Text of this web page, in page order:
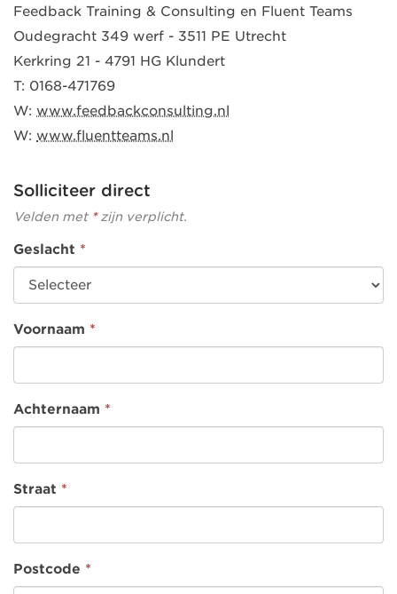
Feedback Training & Consulting en Fluent Teams
Oudegracht 349 werf - 3511 PE Utrecht
Kerkring 21 - 4791 HG Klundert
T: 0168-471769
W: www.feedbackconsulting.nl
W: www.fluentteams.nl
Solliciteer direct
Velden met *zijn verplicht.
Geslacht *
Voornaam *
Achternaam *
Straat *
Postcode *